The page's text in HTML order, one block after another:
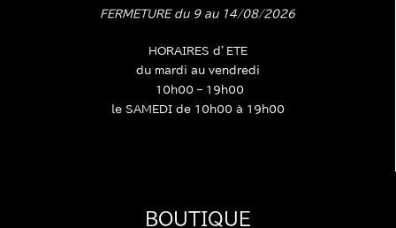
FERMETURE du 9 au 14/08/2026
HORAIRES d’ETE
du mardi au vendredi
10h00 – 19h00
le SAMEDI de 10h00 à 19h00
BOUTIQUE